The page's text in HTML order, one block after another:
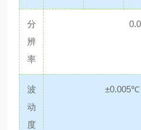
分
辨
率
波
动
度